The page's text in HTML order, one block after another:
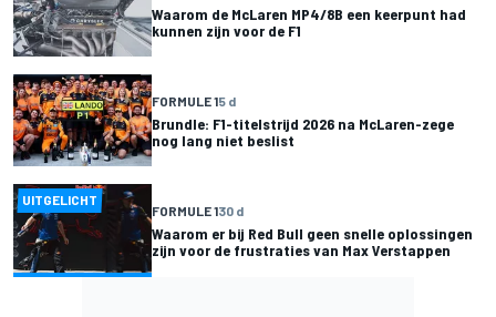
Waarom de McLaren MP4/8B een keerpunt had
kunnen zijn voor de F1
FORMULE 15 d
Brundle: F1-titelstrijd 2026 na McLaren-zege
nog lang niet beslist
UITGELICHT
FORMULE 130 d
Waarom er bij Red Bull geen snelle oplossingen
zijn voor de frustraties van Max Verstappen